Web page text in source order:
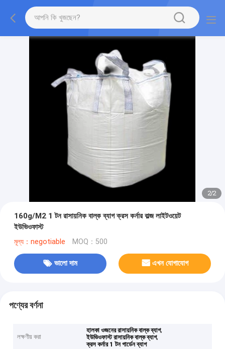
2/2
160g/M2 1 টন রাসায়নিক বাল্ক ব্যাগ ক্রস কর্নার বাল্জ লাইটওয়েট
ইউভিওফাস্ট
মূল্য：negotiable MOQ：500
ভালো দাম এখন যোগাযোগ
পণ্যের বর্ণনা
লক্ষণীয় করা
হালকা ওজনের রাসায়নিক বাল্ক ব্যাগ,
ইউভিওফাস্ট রাসায়নিক বাল্ক ব্যাগ,
ক্রস কর্নার 1 টন গার্ডেন ব্যাগ